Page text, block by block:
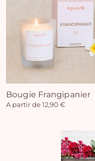
Bougie Frangipanier
A partir de 12,90 €